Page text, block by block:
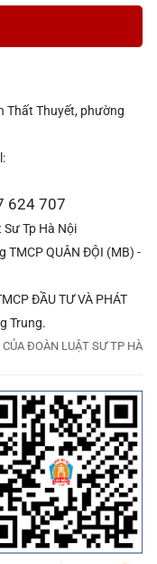
Thất Thuyết, phường
624 707
Tp Hà Nội
TMCP QUÂN ĐỘI (MB) -
ĐẦU TƯ VÀ PHÁT
Trung.
ĐOÀN LUẬT SƯ TP HÀ